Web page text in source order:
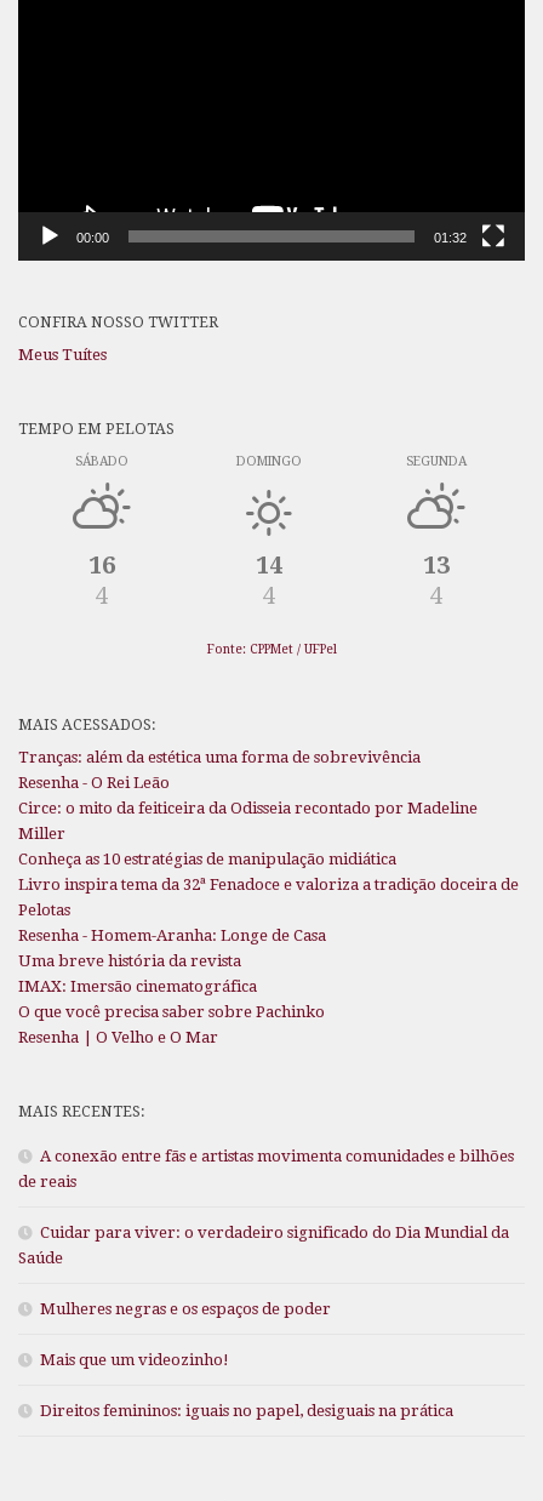
00:00 01:32
CONFIRA NOSSO TWITTER
Meus Tuítes
TEMPO EM PELOTAS
SÁBADO
16
4
DOMINGO
14
4
SEGUNDA
13
4
Fonte: CPPMet / UFPel
MAIS ACESSADOS:
Tranças: além da estética uma forma de sobrevivência
Resenha - O Rei Leão
Circe: o mito da feiticeira da Odisseia recontado por Madeline
Miller
Conheça as 10 estratégias de manipulação midiática
Livro inspira tema da 32ª Fenadoce e valoriza a tradição doceira de
Pelotas
Resenha - Homem-Aranha: Longe de Casa
Uma breve história da revista
IMAX: Imersão cinematográfica
O que você precisa saber sobre Pachinko
Resenha | O Velho e O Mar
MAIS RECENTES:
A conexão entre fãs e artistas movimenta comunidades e bilhões
de reais
Cuidar para viver: o verdadeiro significado do Dia Mundial da
Saúde
Mulheres negras e os espaços de poder
Mais que um videozinho!
Direitos femininos: iguais no papel, desiguais na prática